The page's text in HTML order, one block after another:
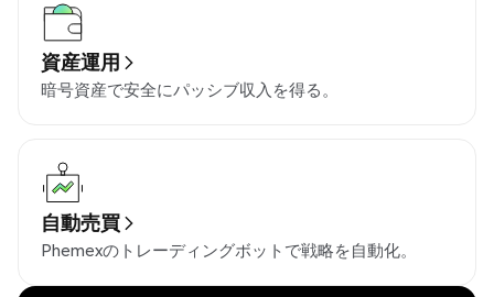
資産運用
暗号資産で安全にパッシブ収入を得る。
自動売買
Phemexのトレーディングボットで戦略を自動化。